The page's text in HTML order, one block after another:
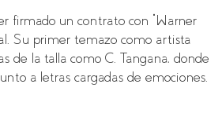
firmado un contrato con “Warner
Su primer temazo como artista
de la talla como C. Tangana, donde
a letras cargadas de emociones.